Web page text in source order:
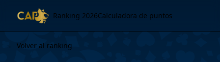
Ranking 2026Calculadora de puntos
← Volver al ranking